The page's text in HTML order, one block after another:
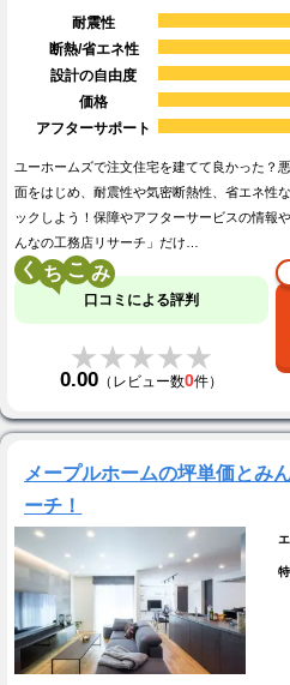
耐震性
断熱/省エネ性
設計の自由度
価格
アフターサポート
ユーホームズで注文住宅を建てて良かった？
面をはじめ、耐震性や気密断熱性、省エネ性
ックしよう！保障やアフターサービスの情報
んなの工務店リサーチ」だけ…
く こ
口コミによる評判
★★★★★
★★★★★
0.00 （レビュー数0件）
メープルホームの坪単価とみ
ーチ！